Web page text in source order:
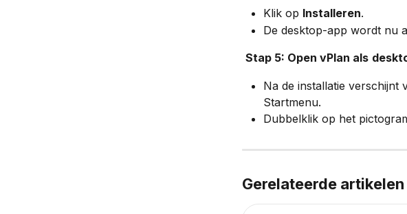
Klik op Installeren.
De desktop-app wordt nu
Stap 5: Open vPlan als
Na de installatie verschijnt
Startmenu.
Dubbelklik op het
Gerelateerde artikelen